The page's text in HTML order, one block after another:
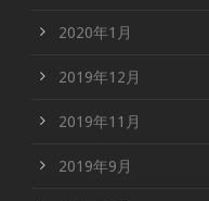
2020年1月
2019年12月
2019年11月
2019年9月